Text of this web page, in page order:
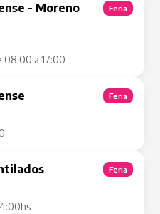
- Moreno
08:00 a 17:00
Feria
Feria
Feria